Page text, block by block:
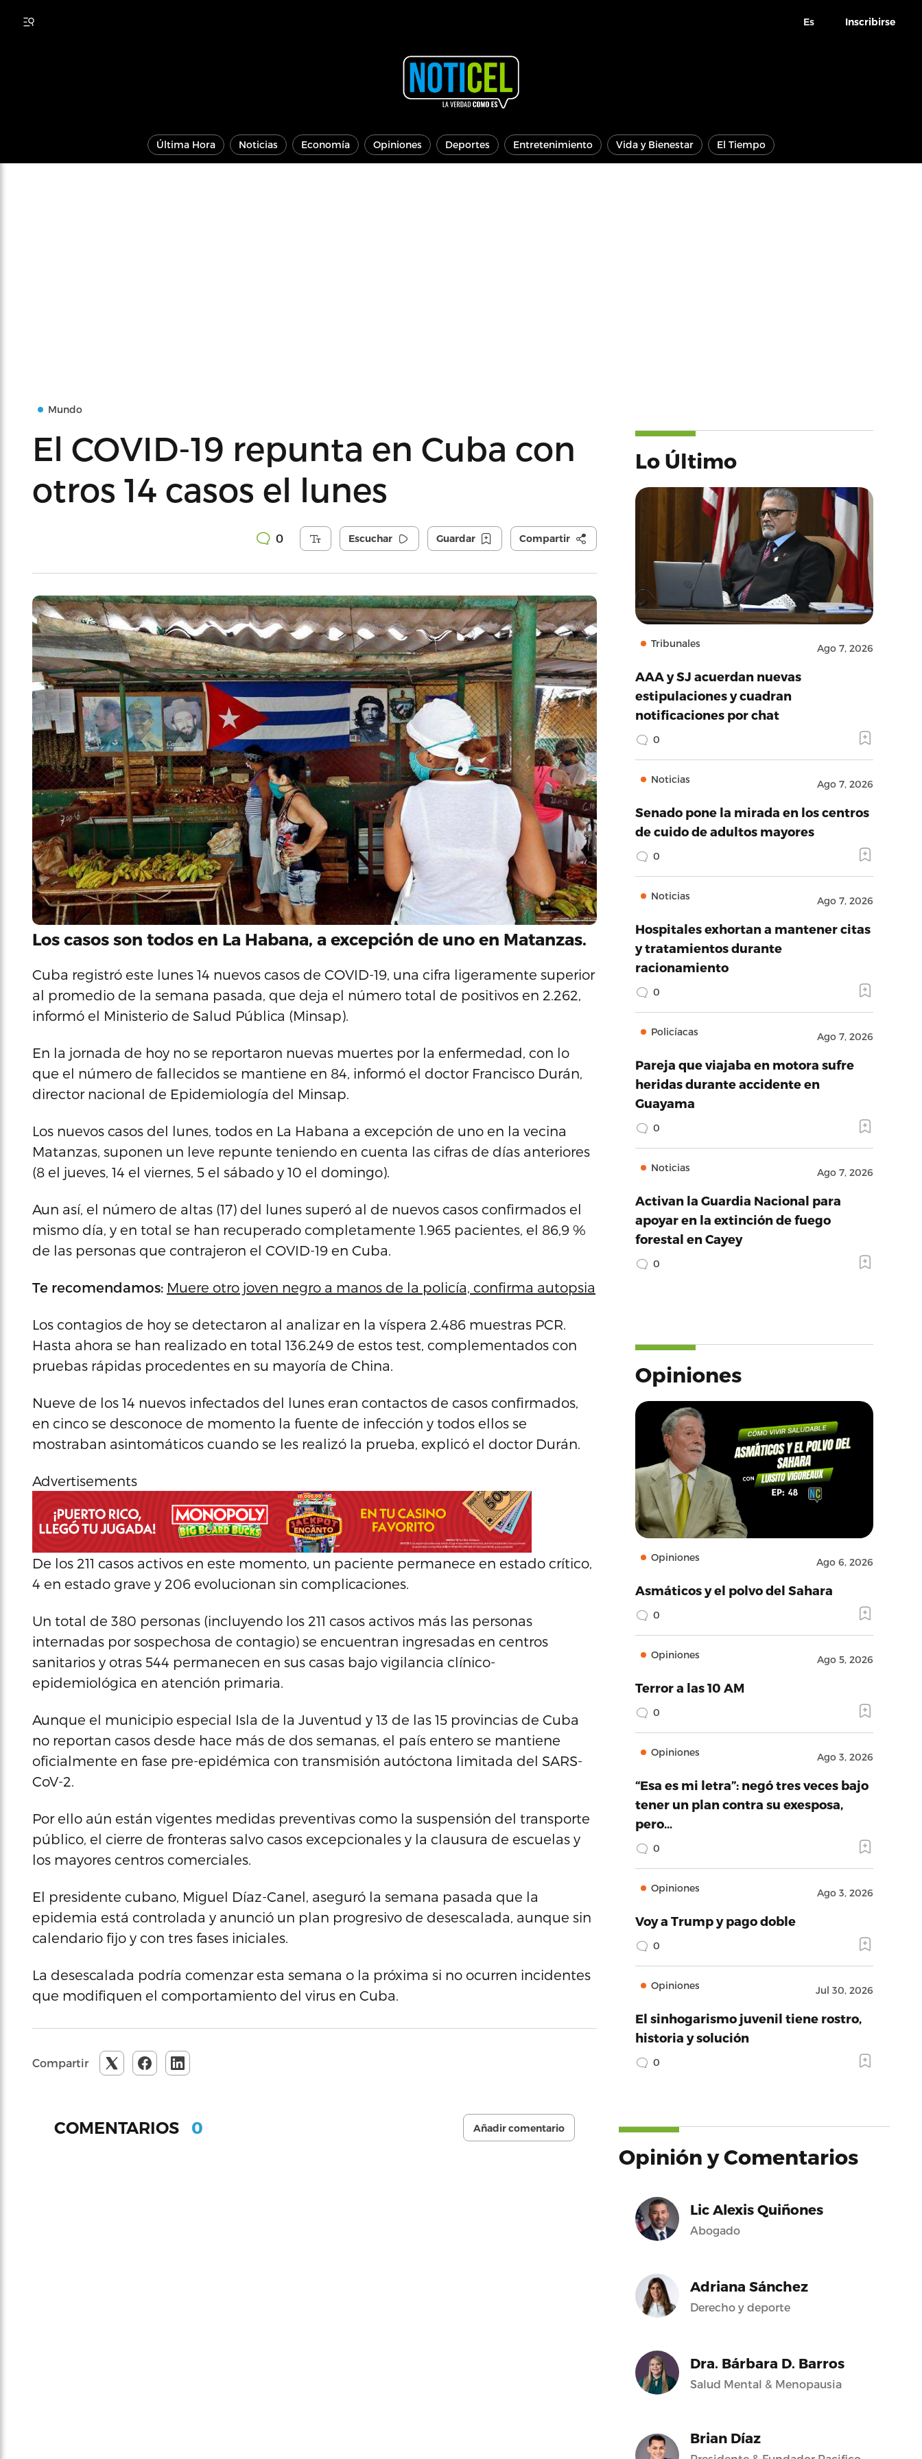
Es Inscribirse
Última Hora Noticias Economía Opiniones Deportes Entretenimiento Vida y Bienestar El Tiempo
Mundo
El COVID-19 repunta en Cuba con
otros 14 casos el lunes
0 Escuchar Guardar Compartir
Los casos son todos en La Habana, a excepción de uno en Matanzas.
Cuba registró este lunes 14 nuevos casos de COVID-19, una cifra ligeramente superior
al promedio de la semana pasada, que deja el número total de positivos en 2.262,
informó el Ministerio de Salud Pública (Minsap).
En la jornada de hoy no se reportaron nuevas muertes por la enfermedad, con lo
que el número de fallecidos se mantiene en 84, informó el doctor Francisco Durán,
director nacional de Epidemiología del Minsap.
Los nuevos casos del lunes, todos en La Habana a excepción de uno en la vecina
Matanzas, suponen un leve repunte teniendo en cuenta las cifras de días anteriores
(8 el jueves, 14 el viernes, 5 el sábado y 10 el domingo).
Aun así, el número de altas (17) del lunes superó al de nuevos casos confirmados el
mismo día, y en total se han recuperado completamente 1.965 pacientes, el 86,9 %
de las personas que contrajeron el COVID-19 en Cuba.
Te recomendamos: Muere otro joven negro a manos de la policía, confirma autopsia
Los contagios de hoy se detectaron al analizar en la víspera 2.486 muestras PCR.
Hasta ahora se han realizado en total 136.249 de estos test, complementados con
pruebas rápidas procedentes en su mayoría de China.
Nueve de los 14 nuevos infectados del lunes eran contactos de casos confirmados,
en cinco se desconoce de momento la fuente de infección y todos ellos se
mostraban asintomáticos cuando se les realizó la prueba, explicó el doctor Durán.
Advertisements
De los 211 casos activos en este momento, un paciente permanece en estado crítico,
4 en estado grave y 206 evolucionan sin complicaciones.
Un total de 380 personas (incluyendo los 211 casos activos más las personas
internadas por sospechosa de contagio) se encuentran ingresadas en centros
sanitarios y otras 544 permanecen en sus casas bajo vigilancia clínico-
epidemiológica en atención primaria.
Aunque el municipio especial Isla de la Juventud y 13 de las 15 provincias de Cuba
no reportan casos desde hace más de dos semanas, el país entero se mantiene
oficialmente en fase pre-epidémica con transmisión autóctona limitada del SARS-
CoV-2.
Por ello aún están vigentes medidas preventivas como la suspensión del transporte
público, el cierre de fronteras salvo casos excepcionales y la clausura de escuelas y
los mayores centros comerciales.
El presidente cubano, Miguel Díaz-Canel, aseguró la semana pasada que la
epidemia está controlada y anunció un plan progresivo de desescalada, aunque sin
calendario fijo y con tres fases iniciales.
La desescalada podría comenzar esta semana o la próxima si no ocurren incidentes
que modifiquen el comportamiento del virus en Cuba.
Compartir
COMENTARIOS 0 Añadir comentario
Lo Último
Tribunales Ago 7, 2026
AAA y SJ acuerdan nuevas
estipulaciones y cuadran
notificaciones por chat
0
Noticias Ago 7, 2026
Senado pone la mirada en los centros
de cuido de adultos mayores
0
Noticias Ago 7, 2026
Hospitales exhortan a mantener citas
y tratamientos durante
racionamiento
0
Policíacas Ago 7, 2026
Pareja que viajaba en motora sufre
heridas durante accidente en
Guayama
0
Noticias Ago 7, 2026
Activan la Guardia Nacional para
apoyar en la extinción de fuego
forestal en Cayey
0
Opiniones
Opiniones Ago 6, 2026
Asmáticos y el polvo del Sahara
0
Opiniones Ago 5, 2026
Terror a las 10 AM
0
Opiniones Ago 3, 2026
“Esa es mi letra”: negó tres veces bajo
tener un plan contra su exesposa,
pero…
0
Opiniones Ago 3, 2026
Voy a Trump y pago doble
0
Opiniones Jul 30, 2026
El sinhogarismo juvenil tiene rostro,
historia y solución
0
Opinión y Comentarios
Lic Alexis Quiñones
Abogado
Adriana Sánchez
Derecho y deporte
Dra. Bárbara D. Barros
Salud Mental & Menopausia
Brian Díaz